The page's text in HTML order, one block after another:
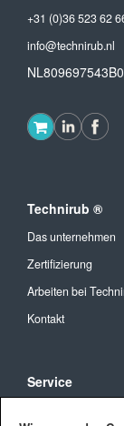
+31 (0)36 523 62
info@technirub.nl
Technirub ®
Das unternehmen
Zertifizierung
Arbeiten bei
Kontakt
Service